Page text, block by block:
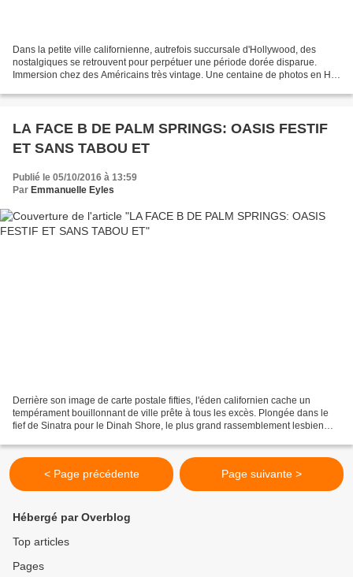
Dans la petite ville californienne, autrefois succursale d'Hollywood, des
nostalgiques se retrouvent pour perpétuer une période dorée disparue.
Immersion chez des Américains très vintage. Une centaine de photos en HD
LA FACE B DE PALM SPRINGS: OASIS FESTIF
ET SANS TABOU ET
Publié le 05/10/2016 à 13:59
Par Emmanuelle Eyles
Derrière son image de carte postale fifties, l'éden californien cache un
tempérament bouillonnant de ville prête à tous les excès. Plongée dans le
fief de Sinatra pour le Dinah Shore, le plus grand rassemblement lesbien
< Page précédente Page suivante >
Hébergé par Overblog
Top articles
Pages